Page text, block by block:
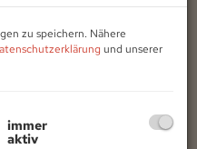
zu speichern. Nähere
und unserer
immer
aktiv